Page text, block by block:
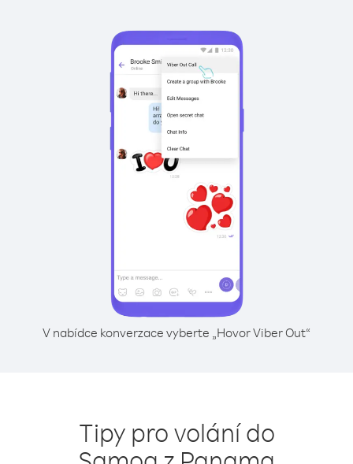
V nabídce konverzace vyberte „Hovor Viber Out“
Tipy pro volání do